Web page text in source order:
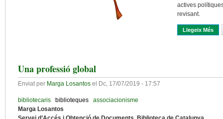
actives
revisant.
Llegeix Més
Una professió global
Enviat per Marga Losantos el Dc, 17/07/2019 - 17:57
bibliotecaris biblioteques
associacionisme
Marga Losantos